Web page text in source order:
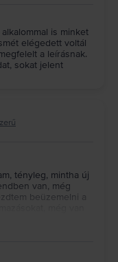
is minket
elégedett voltál
a leírásnak.
sokat jelent
tényleg, mintha új
van, még
beüzemelni a